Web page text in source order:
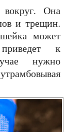
и трещин.
может
к
нужно